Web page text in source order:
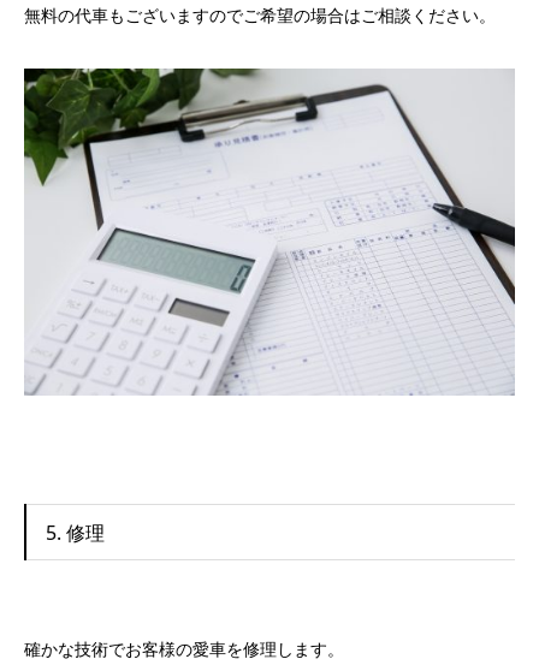
無料の代車もございますのでご希望の場合はご相談ください。
5. 修理
確かな技術でお客様の愛車を修理します。